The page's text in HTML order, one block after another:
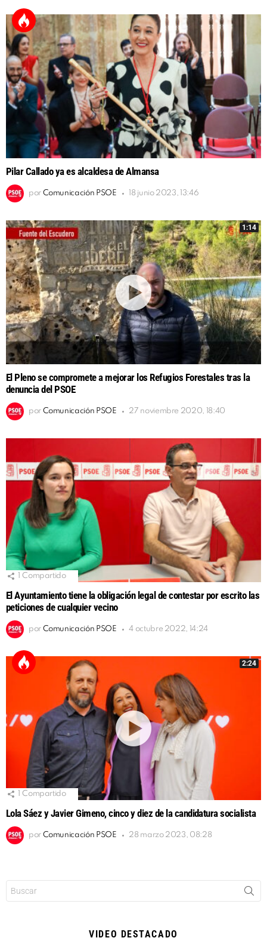
Pilar Callado ya es alcaldesa de Almansa
por Comunicación PSOE 18 junio 2023, 13:46
1:14
El Pleno se compromete a mejorar los Refugios Forestales tras la
denuncia del PSOE
por Comunicación PSOE 27 noviembre 2020, 18:40
Compartido
El Ayuntamiento tiene la obligación legal de contestar por escrito las
peticiones de cualquier vecino
por Comunicación PSOE 4 octubre 2022, 14:24
2:24
Compartido
Lola Sáez y Javier Gimeno, cinco y diez de la candidatura socialista
por Comunicación PSOE 28 marzo 2023, 08:28
VIDEO DESTACADO